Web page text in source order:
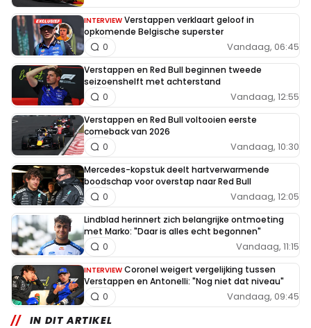
INTERVIEW Verstappen verklaart geloof in
opkomende Belgische superster
Vandaag, 06:45
0
Verstappen en Red Bull beginnen tweede
seizoenshelft met achterstand
Vandaag, 12:55
0
Verstappen en Red Bull voltooien eerste
comeback van 2026
Vandaag, 10:30
0
Mercedes-kopstuk deelt hartverwarmende
boodschap voor overstap naar Red Bull
Vandaag, 12:05
0
Lindblad herinnert zich belangrijke ontmoeting
met Marko: "Daar is alles echt begonnen"
Vandaag, 11:15
0
INTERVIEW Coronel weigert vergelijking tussen
Verstappen en Antonelli: "Nog niet dat niveau"
Vandaag, 09:45
0
IN DIT ARTIKEL